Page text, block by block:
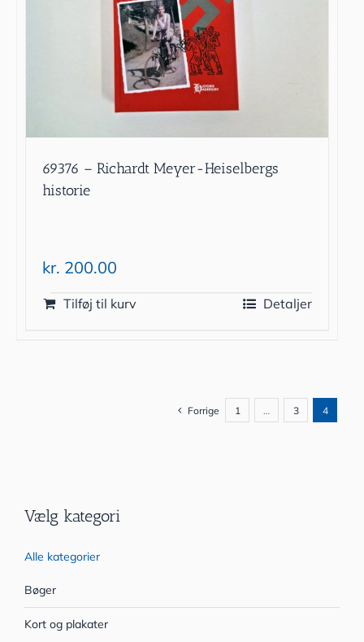
69376 – Richardt Meyer-Heiselbergs
historie
kr. 200.00
Tilføj til kurv Detaljer
Forrige 1 … 3 4
Vælg kategori
Alle kategorier
Bøger
Kort og plakater